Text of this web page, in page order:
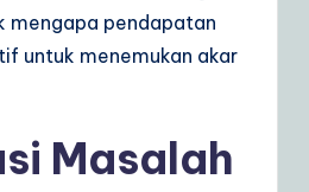
mengapa pendapatan
untuk menemukan akar
Masalah